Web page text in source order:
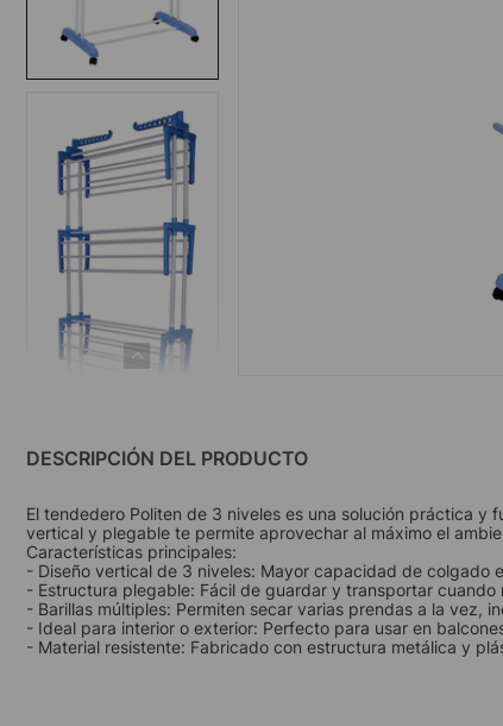
DESCRIPCIÓN DEL PRODUCTO
El tendedero Politen de 3 niveles es una solución práctica
vertical y plegable te permite aprovechar al máximo el
Características principales:
- Diseño vertical de 3 niveles: Mayor capacidad de colgado
- Estructura plegable: Fácil de guardar y transportar cuando
- Barillas múltiples: Permiten secar varias prendas a la vez,
- Ideal para interior o exterior: Perfecto para usar en
- Material resistente: Fabricado con estructura metálica y